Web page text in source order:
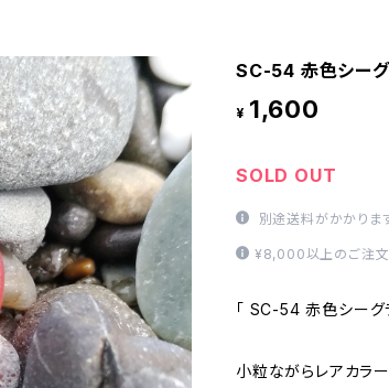
SC-54 赤色シー
¥ 1,600
SOLD OUT
別途送料がかかりま
¥8,000以上のご注文
「 SC-54 赤色シーグ
小粒ながらレアカラ